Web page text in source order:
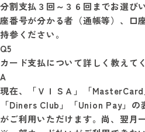
分割支払３回～３６回までお選び
座番号が分かる者（通帳等）、口
持参ください。
Q5
カード支払について詳しく教えて
A
現在、「ＶＩＳＡ」「MasterCard
「Diners Club」「Union Pay」
がご利用いただけます。尚、翌月